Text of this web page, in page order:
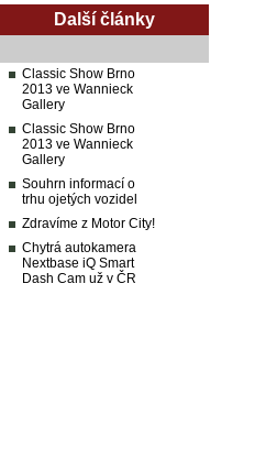
Další články
Classic Show Brno
2013 ve Wannieck
Gallery
Classic Show Brno
2013 ve Wannieck
Gallery
Souhrn informací o
trhu ojetých vozidel
Zdravíme z Motor City!
Chytrá autokamera
Nextbase iQ Smart
Dash Cam už v ČR